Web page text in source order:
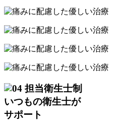
担当衛生士制
いつもの衛生士が
サポート